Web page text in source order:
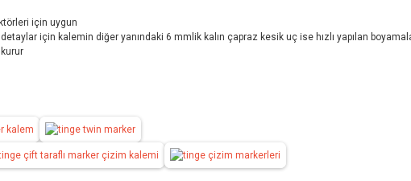
için uygun
için kalemin diğer yanındaki 6 mmlik kalın çapraz kesik uç ise hızlı yapılan